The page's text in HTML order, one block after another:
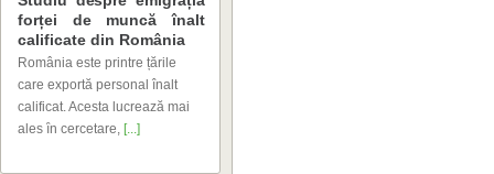
calificate din România
ales ȋn cercetare, [...]